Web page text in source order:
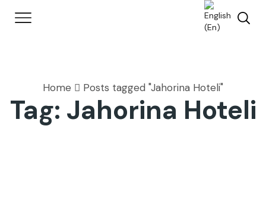
Home Posts tagged "Jahorina Hoteli"
Tag: Jahorina Hoteli